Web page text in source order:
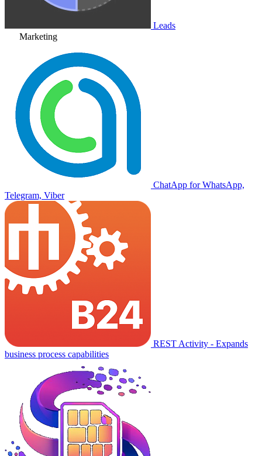
Leads
Marketing
ChatApp for WhatsApp,
Telegram, Viber
REST Activity - Expands
business process capabilities